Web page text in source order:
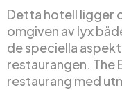
Detta hotell ligger
omgiven av lyx
de speciella
restaurangen. The
restaurang med